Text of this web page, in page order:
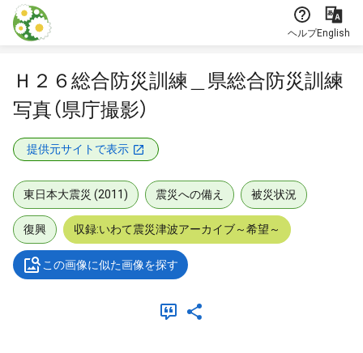
本文に飛ぶ
ヘルプEnglish
Ｈ２６総合防災訓練＿県総合防災訓練
写真（県庁撮影）
提供元サイトで表示
東日本大震災 (2011) 震災への備え 被災状況
復興 収録:いわて震災津波アーカイブ～希望～
この画像に似た画像を探す